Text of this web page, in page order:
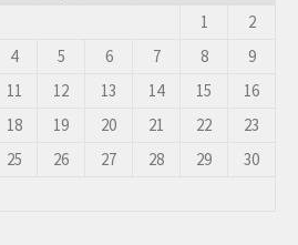
1
2
4 5 6 7 8
9
11 12 13 14 15
16
18 19 20 21 22
23
25 26 27 28 29
30